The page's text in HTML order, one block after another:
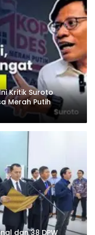
Kritik Suroto
Merah Putih
dan 38 DPW